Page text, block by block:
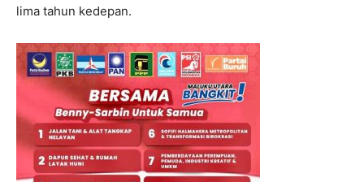
lima tahun kedepan.